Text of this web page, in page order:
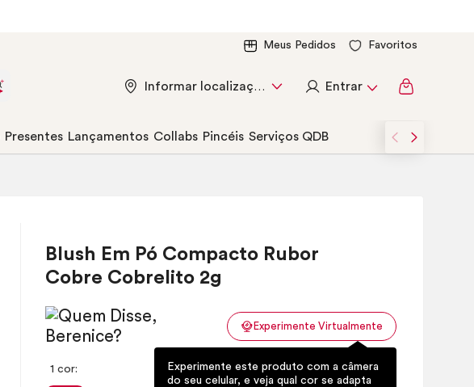
Meus Pedidos Favoritos
Informar localização Entrar
Presentes Lançamentos Collabs Pincéis Serviços QDB
Blush Em Pó Compacto Rubor
Cobre Cobrelito 2g
Experimente Virtualmente
Experimente este produto com a câmera
do seu celular, e veja qual cor se adapta
1 cor: